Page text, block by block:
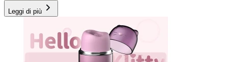
Leggi di più